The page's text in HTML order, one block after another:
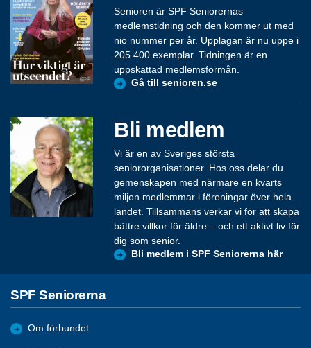
Senioren är SPF Seniorernas
medlemstidning och den kommer ut med
nio nummer per år. Upplagan är nu uppe i
205 400 exemplar. Tidningen är en
uppskattad medlemsförmån.
Gå till senioren.se
Bli medlem
Vi är en av Sveriges största
seniororganisationer. Hos oss delar du
gemenskapen med närmare en kvarts
miljon medlemmar i föreningar över hela
landet. Tillsammans verkar vi för att skapa
bättre villkor för äldre – och ett aktivt liv för
dig som senior.
Bli medlem i SPF Seniorerna här
SPF Seniorerna
Om förbundet